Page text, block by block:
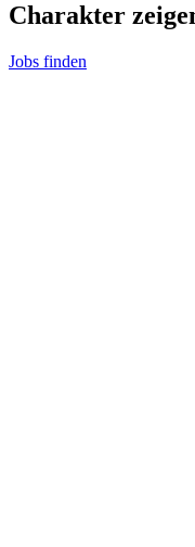
Charakter
Jobs finden